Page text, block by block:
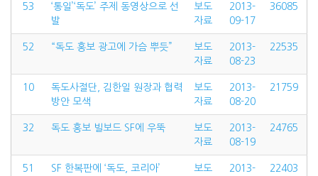
53
‘통일’‘독도’ 주제 동영상으로 선
발
보도
자료
2013-
09-17
36085
52 “독도 홍보 광고에 가슴 뿌듯”
보도
자료
2013-
08-23
22535
10
독도사절단, 김한일 원장과 협력
방안 모색
보도
자료
2013-
08-20
21759
32 독도 홍보 빌보드 SF에 우뚝
보도
자료
2013-
08-19
24765
51 SF 한복판에 ‘독도, 코리아’
보도
2013-
22403